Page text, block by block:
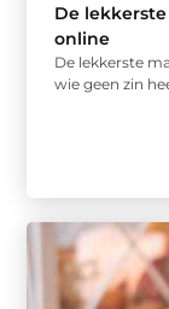
De
online
De lekkerste
wie geen zin